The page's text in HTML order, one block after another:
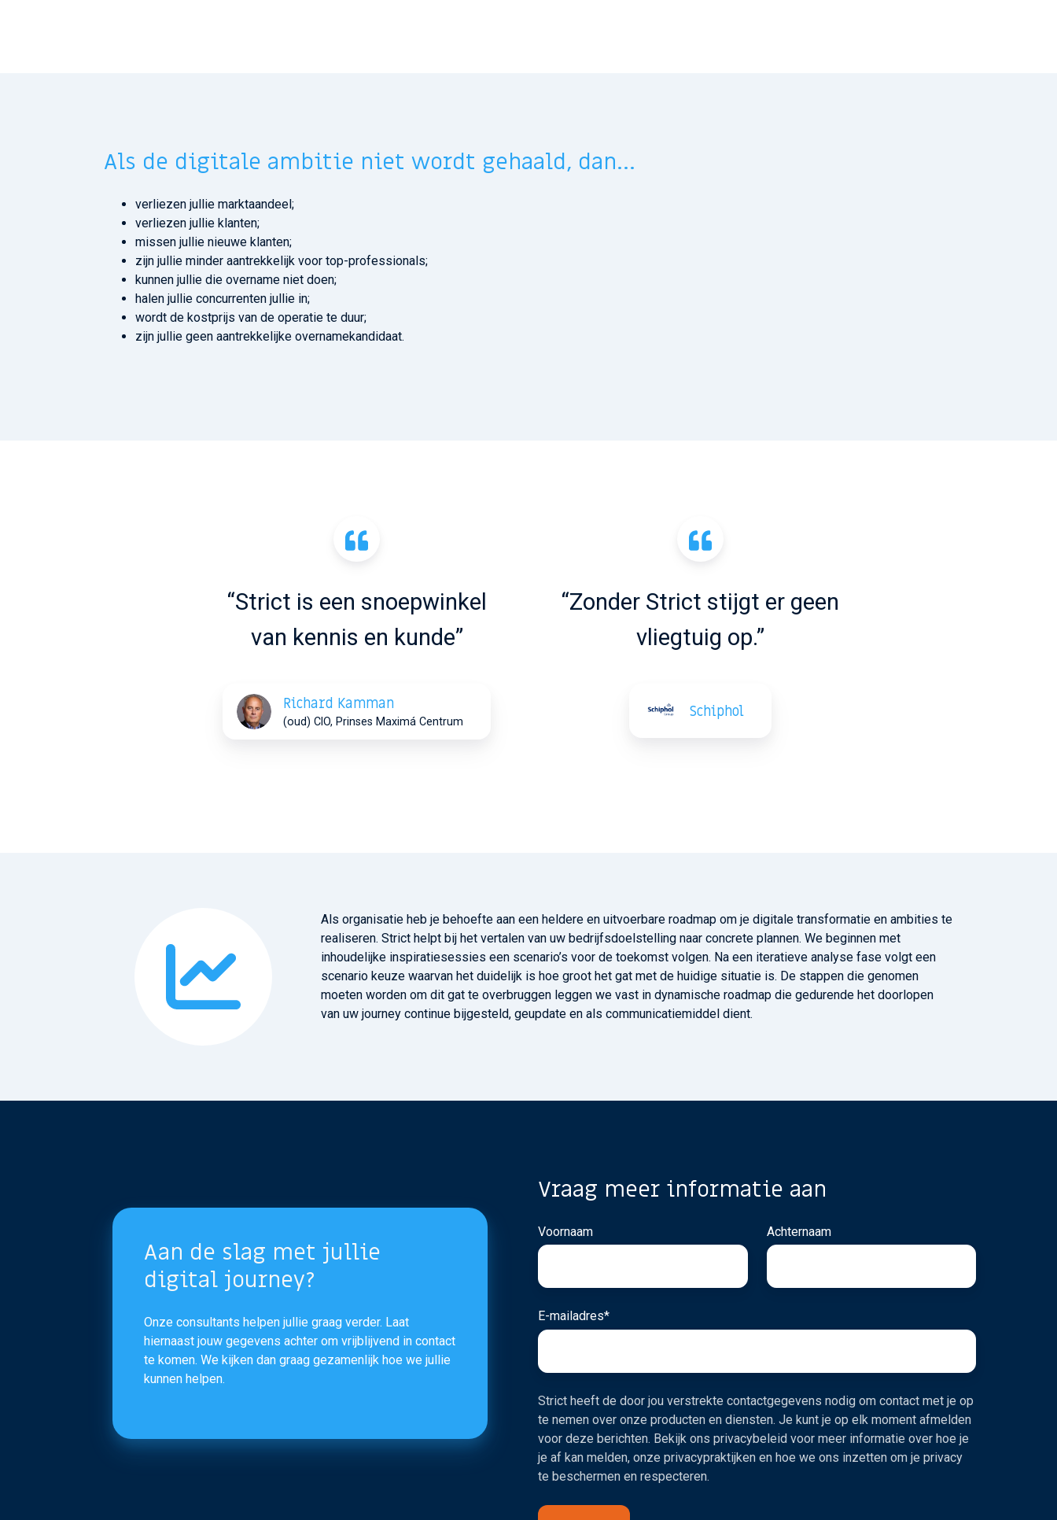
Als de digitale ambitie niet wordt gehaald, dan...
verliezen jullie marktaandeel;
verliezen jullie klanten;
missen jullie nieuwe klanten;
zijn jullie minder aantrekkelijk voor top-professionals;
kunnen jullie die overname niet doen;
halen jullie concurrenten jullie in;
wordt de kostprijs van de operatie te duur;
zijn jullie geen aantrekkelijke overnamekandidaat.
“Strict is een snoepwinkel
van kennis en kunde”
Richard Kamman
(oud) CIO, Prinses Maximá Centrum
“Zonder Strict stijgt er geen
vliegtuig op.”
Schiphol
Als organisatie heb je behoefte aan een heldere en uitvoerbare roadmap om je digitale transformatie en ambities te
realiseren. Strict helpt bij het vertalen van uw bedrijfsdoelstelling naar concrete plannen. We beginnen met
inhoudelijke inspiratiesessies een scenario’s voor de toekomst volgen. Na een iteratieve analyse fase volgt een
scenario keuze waarvan het duidelijk is hoe groot het gat met de huidige situatie is. De stappen die genomen
moeten worden om dit gat te overbruggen leggen we vast in dynamische roadmap die gedurende het doorlopen
van uw journey continue bijgesteld, geupdate en als communicatiemiddel dient.
Aan de slag met jullie
digital journey?
Onze consultants helpen jullie graag verder. Laat
hiernaast jouw gegevens achter om vrijblijvend in contact
te komen. We kijken dan graag gezamenlijk hoe we jullie
kunnen helpen.
Vraag meer informatie aan
Voornaam Achternaam
E-mailadres*
Strict heeft de door jou verstrekte contactgegevens nodig om contact met je op
te nemen over onze producten en diensten. Je kunt je op elk moment afmelden
voor deze berichten. Bekijk ons privacybeleid voor meer informatie over hoe je
je af kan melden, onze privacypraktijken en hoe we ons inzetten om je privacy
te beschermen en respecteren.